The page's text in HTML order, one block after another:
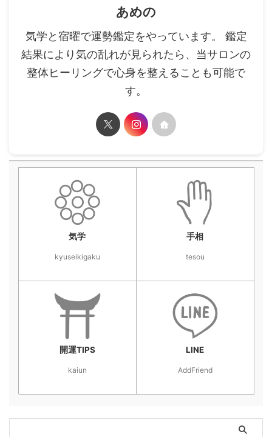
あめの
気学と宿曜で運勢鑑定をやっています。 鑑定
結果により気の乱れが見られたら、当サロンの
整体ヒーリングで心身を整えることも可能で
す。
気学
kyuseikigaku
手相
tesou
開運TIPS
kaiun
LINE
AddFriend